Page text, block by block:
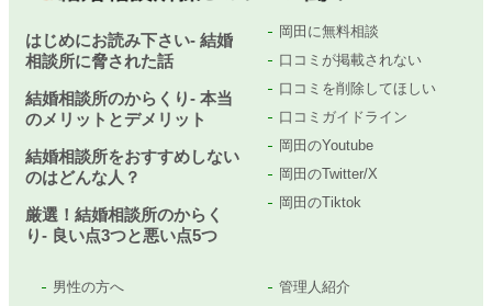
はじめにお読み下さい- 結婚
相談所に脅された話
結婚相談所のからくり- 本当
のメリットとデメリット
結婚相談所をおすすめしない
のはどんな人？
厳選！結婚相談所のからく
り- 良い点3つと悪い点5つ
岡田に無料相談
口コミが掲載されない
口コミを削除してほしい
口コミガイドライン
岡田のYoutube
岡田のTwitter/X
岡田のTiktok
男性の方へ
管理人紹介